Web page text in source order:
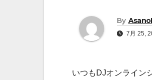
By
7月 25,
いつもDJオンライン